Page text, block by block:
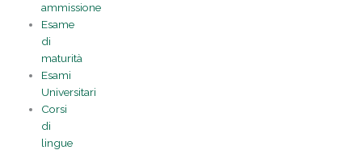
ammissione
Esame
di
maturità
Esami
Universitari
Corsi
di
lingue